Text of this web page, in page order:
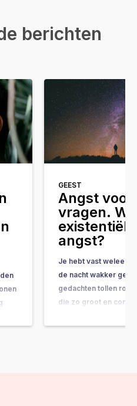
berichten
&
GEEST
Angst voor
vragen.
existentiële
angst?
Je hebt vast weleens
de nacht wakker
gedachten tollen
die zo groot en
lijken. Vragen als: